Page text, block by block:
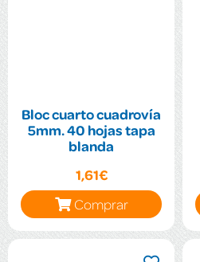
Bloc cuarto cuadrovía
5mm. 40 hojas tapa
blanda
1,61€
Comprar